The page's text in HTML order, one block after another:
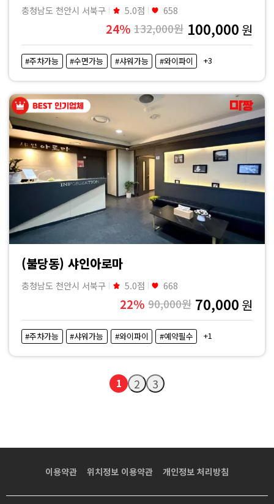
충청남도 천안시 서북구 5.0점 658
24% 132,000원 100,000 원
#주차가능 #수면가능 #샤워가능 #와이파이 +3
(불당동) 샤인아로마
충청남도 천안시 서북구 5.0점 668
22% 90,000원 70,000 원
#주차가능 #샤워가능 #와이파이 #예약필수 +1
1 2 3
이용약관 위치정보 이용약관 개인정보 처리방침